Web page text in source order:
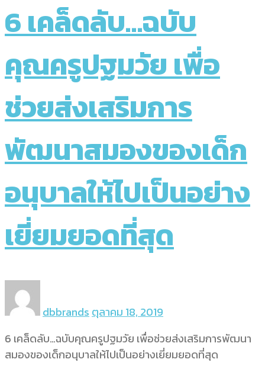
6 เคล็ดลับ…ฉบับ
คุณครูปฐมวัย เพื่อ
ช่วยส่งเสริมการ
พัฒนาสมองของเด็ก
อนุบาลให้ไปเป็นอย่าง
เยี่ยมยอดที่สุด
dbbrands ตุลาคม 18, 2019
6 เคล็ดลับ…ฉบับคุณครูปฐมวัย เพื่อช่วยส่งเสริมการพัฒนา
สมองของเด็กอนุบาลให้ไปเป็นอย่างเยี่ยมยอดที่สุด